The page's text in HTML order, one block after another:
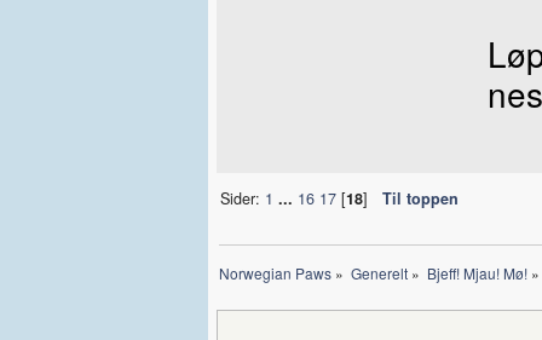
Sider: 1 ... 16 17[18] Til toppen
Norwegian Paws » Generelt» Bjeff! Mjau! Mø!»